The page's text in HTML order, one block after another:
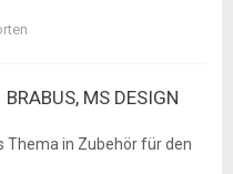
MS DESIGN
Thema in Zubehör für den